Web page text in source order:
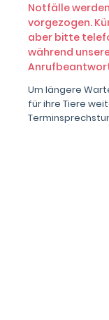
Notfälle
vorgezogen.
aber bitte
während
Um längere
für ihre Tiere